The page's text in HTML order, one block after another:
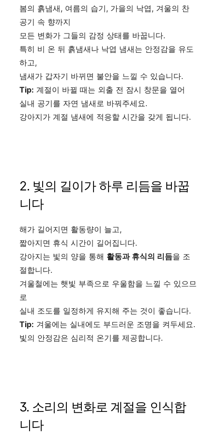
봄의 흙냄새, 여름의 습기, 가을의 낙엽, 겨울의 찬
공기 속 향까지
모든 변화가 그들의 감정 상태를 바꿉니다.
특히 비 온 뒤 흙냄새나 낙엽 냄새는 안정감을 유도
하고,
냄새가 갑자기 바뀌면 불안을 느낄 수 있습니다.
Tip: 계절이 바뀔 때는 외출 전 잠시 창문을 열어
실내 공기를 자연 냄새로 바꿔주세요.
강아지가 계절 냄새에 적응할 시간을 갖게 됩니다.
2. 빛의 길이가 하루 리듬을 바꿉
니다
해가 길어지면 활동량이 늘고,
짧아지면 휴식 시간이 길어집니다.
강아지는 빛의 양을 통해 활동과 휴식의 리듬을 조
절합니다.
겨울철에는 햇빛 부족으로 우울함을 느낄 수 있으므
로
실내 조도를 일정하게 유지해 주는 것이 좋습니다.
Tip: 겨울에는 실내에도 부드러운 조명을 켜두세요.
빛의 안정감은 심리적 온기를 제공합니다.
3. 소리의 변화로 계절을 인식합
니다